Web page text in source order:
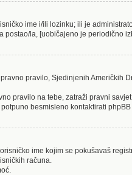
ime i/ili lozinku; ili je
la, [uobičajeno je periodično
pravilo, Sjedinjenih
pravilo na tebe, zatraži pravni savjet
besmisleno kontaktirati
ime kojim se pokušavaš
računa.